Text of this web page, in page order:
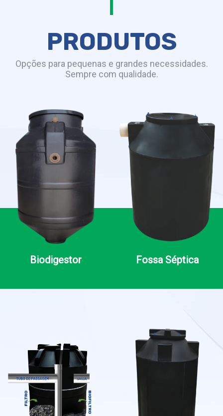
PRODUTOS
Opções para pequenas e grandes necessidades.
Sempre com qualidade.
Biodigestor Fossa Séptica